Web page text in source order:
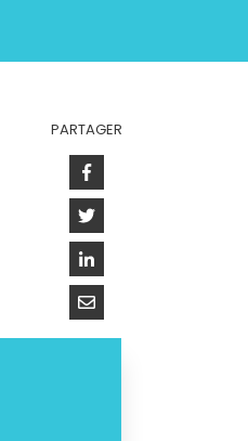
PARTAGER
Facebook
Twitter
Linkedin
Courriel